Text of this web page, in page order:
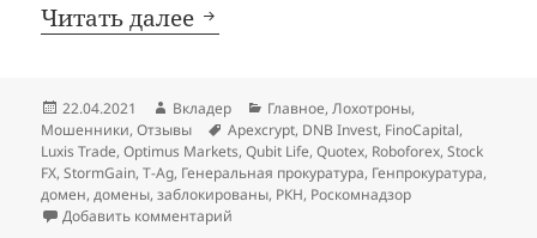
Читать далее Roboforex, Stock FX,
Опубликовано
22.04.2021 Автор
Вкладер Рубрики
Главное,Лохотроны,
Мошенники,Отзывы Метки
Apexcrypt, DNB Invest, FinoCapital,
Luxis Trade,Optimus Markets,Qubit Life,Quotex, Roboforex,Stock
FX,StormGain,T-Ag, Генеральная прокуратура, Генпрокуратура,
домен,домены,заблокированы, РКН, Роскомнадзор
Добавить комментарий